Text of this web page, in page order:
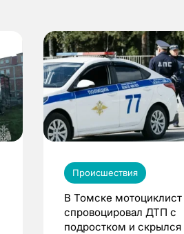
Происшествия
В Томске мотоциклист
спровоцировал ДТП с
подростком и скрылся